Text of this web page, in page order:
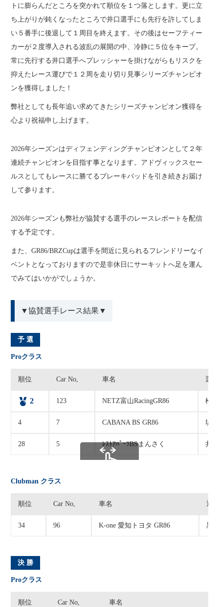
トに膨らんだところを突かれて順位を１つ落とします。更に立
ち上がりが鈍くなったところで井口選手にも先行を許してしま
い５番手に後退して１周目を終えます。その後はセーフティー
カーが２度導入される波乱の展開の中、冷静に５位をキープ。
常に先行する井口選手へプレッシャーを掛けながらもリスクを
抑えたレース運びで１２周を走り切り見事シリーズチャンピオ
ンを獲得しました！
弊社としても長年追い求めてきたシリーズチャンピオン獲得を
心より祝福申し上げます。
2026年シーズンはディフェンディングチャンピオンとして２年
連続チャンピオンを目指す事となります。アドヴィックスセー
ルスとしてもレースに勝てるブレーキパッドを引き続きお届け
して参ります。
2026年シーズンも弊社が協賛する選手のレースレポートを配信
する予定です。
また、GR86/BRZCupは選手を間近に見られるフレンドリーなイ
ベントとなっておりますので是非休日にサーキットへ足を運ん
でみてはいかがでしょうか。
▼協賛選手レース結果▼
予 選
Proクラス
順位 Car No, 車名 選
2 123 NETZ富山RacingGR86 松
4 7 CABANA BS GR86 堤
28 5 ﾚｽﾄｱﾊﾟｰﾂBSまんさく 井
Clubman クラス
順位 Car No, 車名 選
34 96 K-one 愛知トヨタ GR86 黒
スクロールできます
決 勝
Proクラス
順位 Car No, 車名